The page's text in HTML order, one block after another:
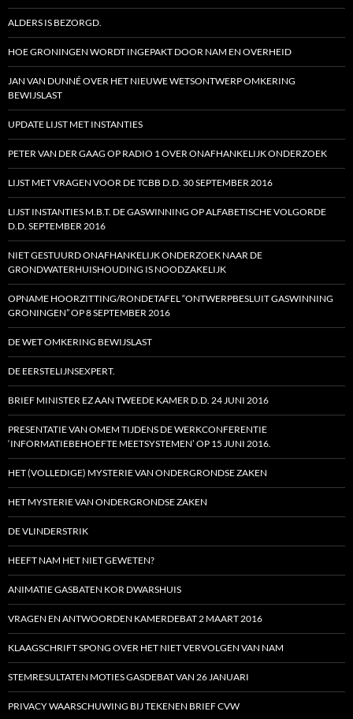
ALDERS IS BEZORGD.
HOE GRONINGEN WORDT INGEPAKT DOOR NAM EN OVERHEID
JAN VAN DUNNÉ OVER HET NIEUWE WETSONTWERP OMKERING
BEWIJSLAST
UPDATE LIJST MET INSTANTIES
PETER VAN DER GAAG OP RADIO 1 OVER ONAFHANKELIJK ONDERZOEK
LIJST MET VRAGEN VOOR DE TCBB D.D. 30 SEPTEMBER 2016
LIJST INSTANTIES M.B.T. DE GASWINNING OP ALFABETISCHE VOLGORDE
D.D. SEPTEMBER 2016
NIET GESTUURD ONAFHANKELIJK ONDERZOEK NAAR DE
GRONDWATERHUISHOUDING IS NOODZAKELIJK
OPNAME HOORZITTING/RONDETAFEL “ONTWERPBESLUIT GASWINNING
GRONINGEN” OP 8 SEPTEMBER 2016
DE WET OMKERING BEWIJSLAST
DE EERSTELIJNSEXPERT.
BRIEF MINISTER EZ AAN TWEEDE KAMER D.D. 24 JUNI 2016
PRESENTATIE VAN OMEM TIJDENS DE WERKCONFERENTIE
‘INFORMATIEBEHOEFTE MEETSYSTEMEN’ OP 15 JUNI 2016.
HET (VOLLEDIGE) MYSTERIE VAN ONDERGRONDSE ZAKEN
HET MYSTERIE VAN ONDERGRONDSE ZAKEN
DE VLINDERSTRIK
HEEFT NAM HET NIET GEWETEN?
ANIMATIE GASBATEN KOR DWARSHUIS
VRAGEN EN ANTWOORDEN KAMERDEBAT 2 MAART 2016
KLAAGSCHRIFT SPONG OVER HET NIET VERVOLGEN VAN NAM
STEMRESULTATEN MOTIES GASDEBAT VAN 26 JANUARI
PRIVACY WAARSCHUWING BIJ TEKENEN BRIEF CVW